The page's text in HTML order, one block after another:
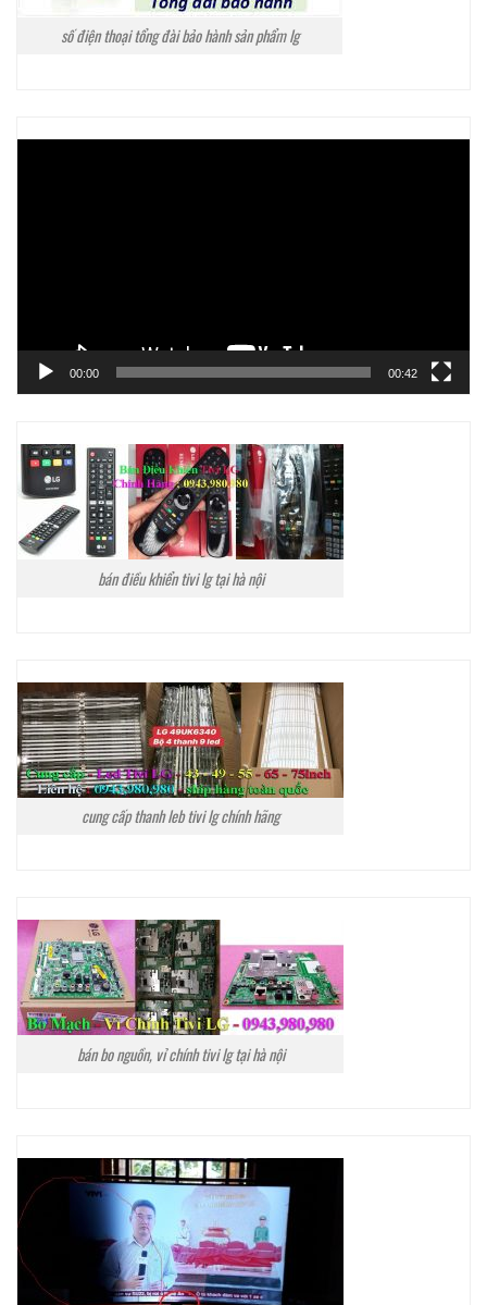
số điện thoại tổng đài bảo hành sản phẩm lg
00:00 00:42
bán điều khiển tivi lg tại hà nội
cung cấp thanh leb tivi lg chính hãng
bán bo nguồn, vỉ chính tivi lg tại hà nội